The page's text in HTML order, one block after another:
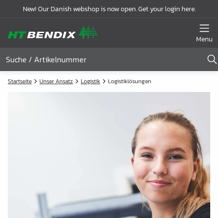
New! Our Danish webshop is now open. Get your login here.
Menu
Startseite Unser Ansatz Logistik Logistiklösungen